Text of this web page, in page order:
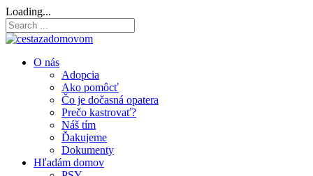
Loading...
O nás
Adopcia
Ako pomôcť
Čo je dočasná opatera
Prečo kastrovať?
Náš tím
Ďakujeme
Dokumenty
Hľadám domov